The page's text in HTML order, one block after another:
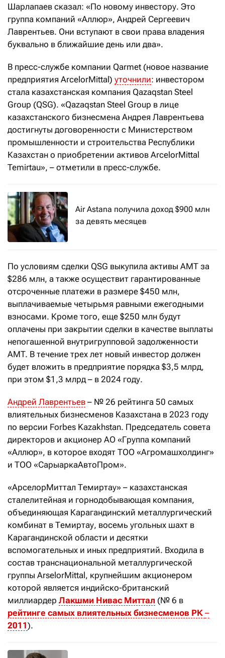
Шарлапаев сказал: «По новому инвестору. Это
группа компаний «Аллюр», Андрей Сергеевич
Лаврентьев. Они вступают в свои права владения
буквально в ближайшие день или два».
В пресс-службе компании Qarmet (новое название
предприятия ArcelorMittal) уточнили: инвестором
стала казахстанская компания Qazaqstan Steel
Group (QSG). «Qazaqstan Steel Group в лице
казахстанского бизнесмена Андрея Лаврентьева
достигнуты договоренности с Министерством
промышленности и строительства Республики
Казахстан о приобретении активов ArcelorMittal
Temirtau», – отметили в пресс-службе.
Air Astana получила доход $900 млн
за девять месяцев
По условиям сделки QSG выкупила активы АМТ за
$286 млн, а также осуществит гарантированные
отсроченные платежи в размере $450 млн,
выплачиваемые четырьмя равными ежегодными
взносами. Кроме того, еще $250 млн будут
оплачены при закрытии сделки в качестве выплаты
непогашенной внутригрупповой задолженности
AMT. В течение трех лет новый инвестор должен
будет вложить в предприятие порядка $3,5 млрд,
при этом $1,3 млрд – в 2024 году.
Андрей Лаврентьев – № 26 рейтинга 50 самых
влиятельных бизнесменов Казахстана в 2023 году
по версии Forbes Kazakhstan. Председатель совета
директоров и акционер АО «Группа компаний
«Аллюр», в которое входят ТОО «Агромашхолдинг»
и ТОО «СарыаркаАвтоПром».
«АрселорМиттал Темиртау» – казахстанская
сталелитейная и горнодобывающая компания,
объединяющая Карагандинский металлургический
комбинат в Темиртау, восемь угольных шахт в
Карагандинской области и десятки
вспомогательных и иных предприятий. Входила в
состав транснациональной металлургической
группы ArselorMittal, крупнейшим акционером
которой является индийско-британский
миллиардер Лакшми Нивас Миттал (№ 6 в
рейтинге самых влиятельных бизнесменов РК –
2011).